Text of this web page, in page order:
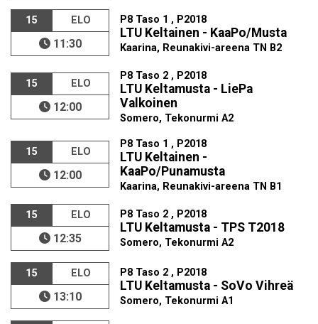
15 ELO
11:30
P8 Taso 1 , P2018
LTU Keltainen - KaaPo/Musta
Kaarina, Reunakivi-areena TN B2
15 ELO
12:00
P8 Taso 2 , P2018
LTU Keltamusta - LiePa
Valkoinen
Somero, Tekonurmi A2
15 ELO
12:00
P8 Taso 1 , P2018
LTU Keltainen -
KaaPo/Punamusta
Kaarina, Reunakivi-areena TN B1
15 ELO
12:35
P8 Taso 2 , P2018
LTU Keltamusta - TPS T2018
Somero, Tekonurmi A2
15 ELO
13:10
P8 Taso 2 , P2018
LTU Keltamusta - SoVo Vihreä
Somero, Tekonurmi A1